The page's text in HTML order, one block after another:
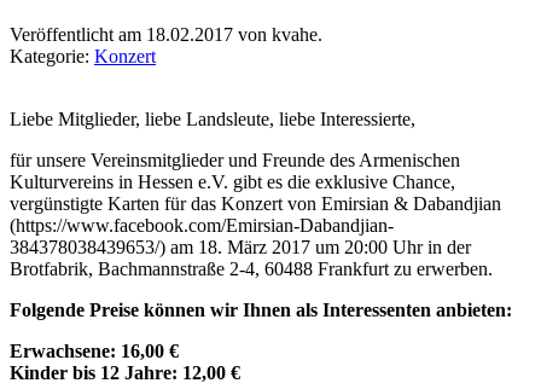
Veröffentlicht am 18.02.2017 von kvahe.
Kategorie: Konzert
Liebe Mitglieder, liebe Landsleute, liebe Interessierte,
für unsere Vereinsmitglieder und Freunde des Armenischen
Kulturvereins in Hessen e.V. gibt es die exklusive Chance,
vergünstigte Karten für das Konzert von Emirsian & Dabandjian
(https://www.facebook.com/Emirsian-Dabandjian-
384378038439653/) am 18. März 2017 um 20:00 Uhr in der
Brotfabrik, Bachmannstraße 2-4, 60488 Frankfurt zu erwerben.
Folgende Preise können wir Ihnen als Interessenten anbieten:
Erwachsene: 16,00 €
Kinder bis 12 Jahre: 12,00 €